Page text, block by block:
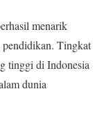
menarik
pendidikan. Tingkat
tinggi di Indonesia
dunia